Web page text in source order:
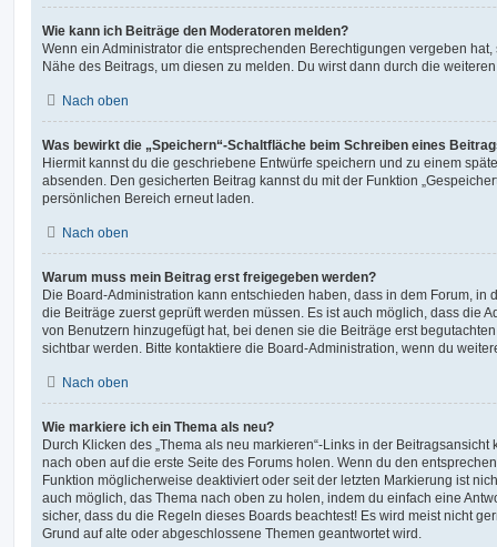
Wie kann ich Beiträge den Moderatoren melden?
Wenn ein Administrator die entsprechenden Berechtigungen vergeben
Nähe des Beitrags, um diesen zu melden. Du wirst dann durch die
Nach oben
Was bewirkt die „Speichern“-Schaltfläche beim Schreiben eines
Hiermit kannst du die geschriebene Entwürfe speichern und zu einem
absenden. Den gesicherten Beitrag kannst du mit der Funktion
persönlichen Bereich erneut laden.
Nach oben
Warum muss mein Beitrag erst freigegeben werden?
Die Board-Administration kann entschieden haben, dass in dem Forum, in
die Beiträge zuerst geprüft werden müssen. Es ist auch möglich, dass die
von Benutzern hinzugefügt hat, bei denen sie die Beiträge erst
sichtbar werden. Bitte kontaktiere die Board-Administration, wenn du
Nach oben
Wie markiere ich ein Thema als neu?
Durch Klicken des „Thema als neu markieren“-Links in der
nach oben auf die erste Seite des Forums holen. Wenn du den
Funktion möglicherweise deaktiviert oder seit der letzten Markierung ist
auch möglich, das Thema nach oben zu holen, indem du einfach eine
sicher, dass du die Regeln dieses Boards beachtest! Es wird meist nicht
Grund auf alte oder abgeschlossene Themen geantwortet wird.